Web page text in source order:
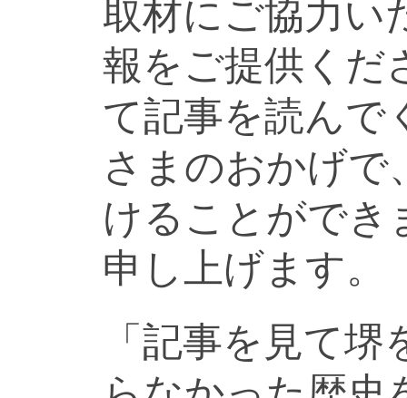
取材にご協力い
報をご提供くだ
て記事を読んで
さまのおかげで
けることができ
申し上げます。
「記事を見て